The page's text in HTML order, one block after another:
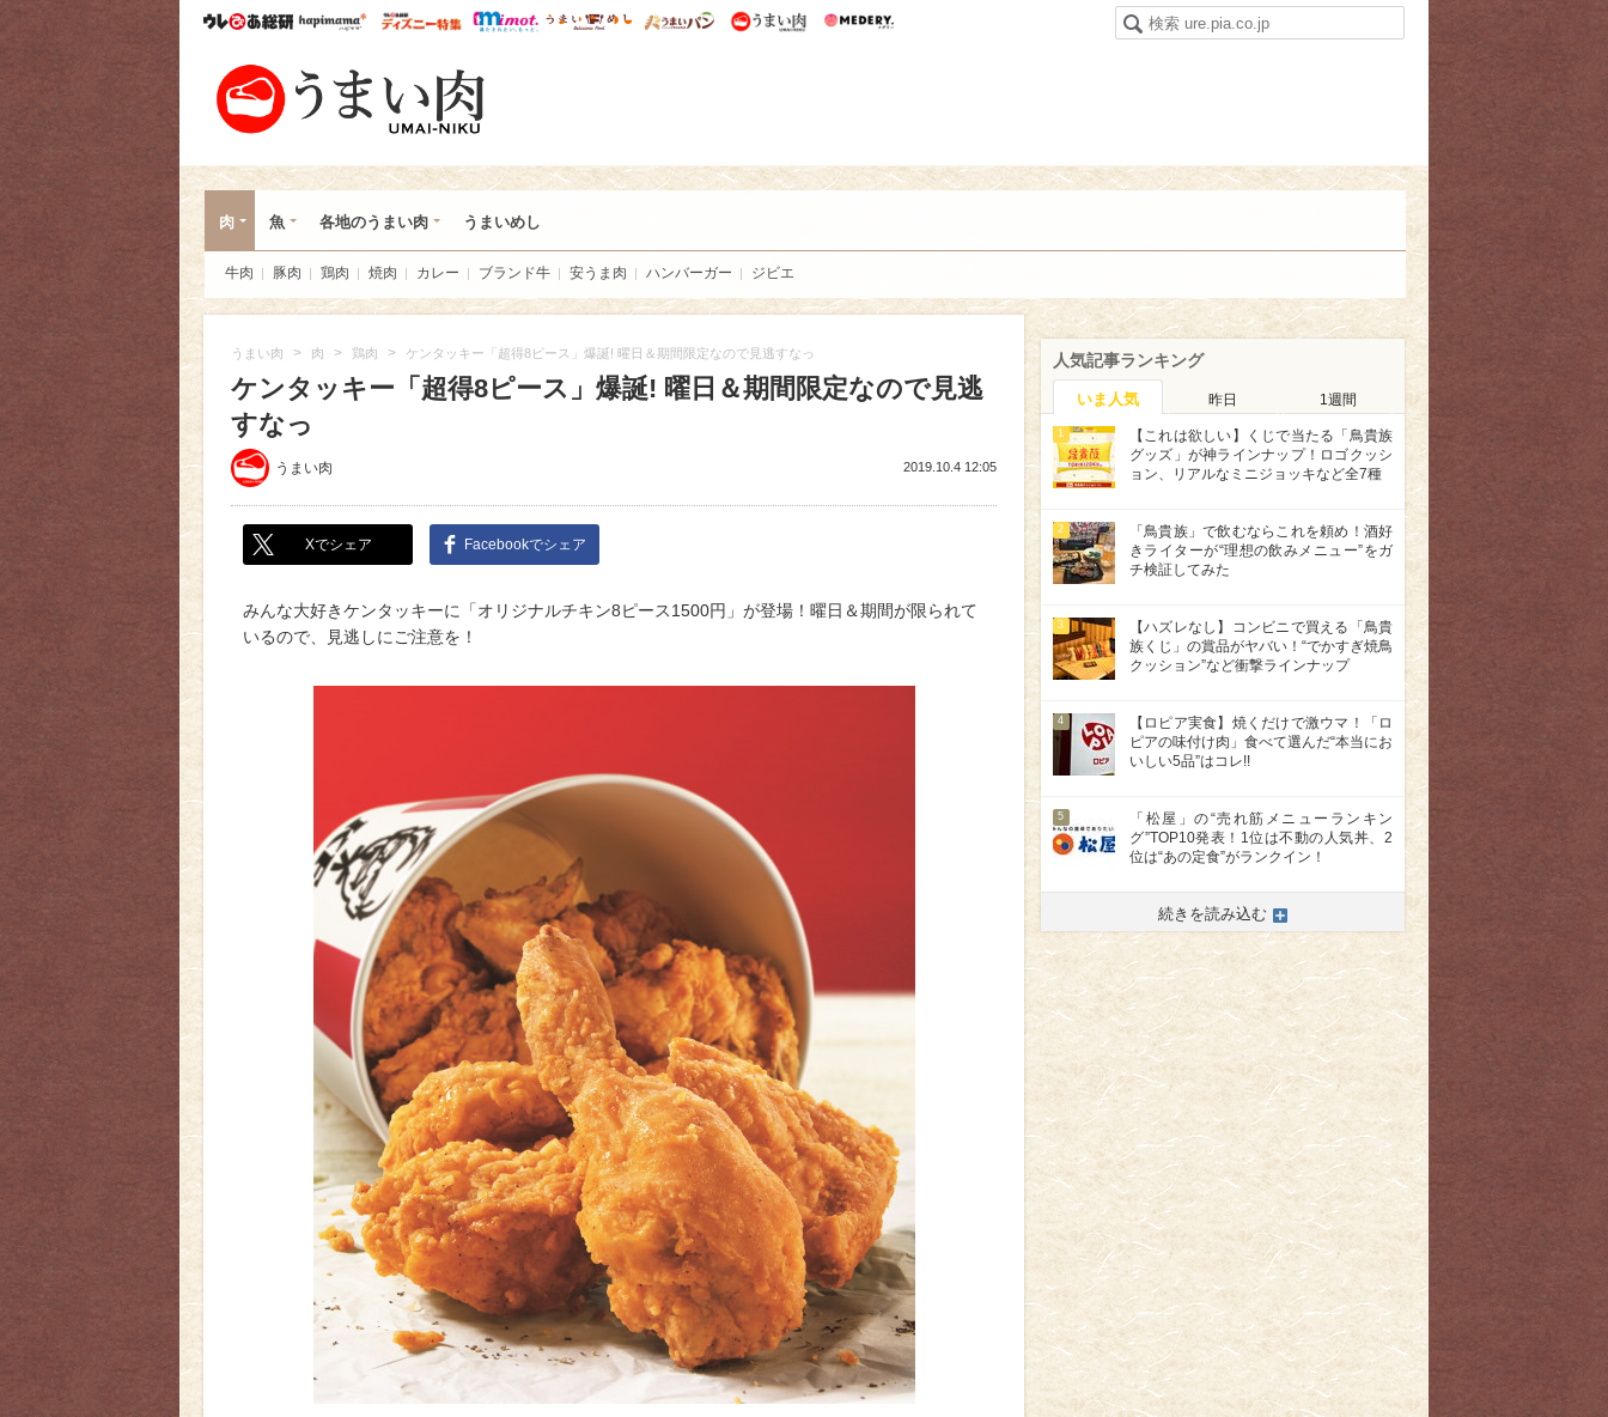
ウレぴあ総研ハピママ* ウレぴあ総研 ディズニー特集
mimot. うまいめし うまいパン うまい肉
肉 魚 各地のうまい肉 うまいめし
牛肉 豚肉 鶏肉 焼肉 カレー ブランド牛 安うま肉 ハンバーガー ジビエ
うまい肉 > 肉 > 鶏肉 > ケンタッキー「超得8ピース」爆誕! 曜日＆期間限定なので見逃すなっ
ケンタッキー「超得8ピース」爆誕! 曜日＆期間限定なので見逃
すなっ
うまい肉 2019.10.4 12:05
Xでシェア Facebookでシェア
みんな大好きケンタッキーに「オリジナルチキン8ピース1500円」が登場！曜日＆期間が限られて
いるので、見逃しにご注意を！
人気記事ランキング
いま人気 昨日 1週間
1
【これは欲しい】くじで当たる「鳥貴族
グッズ」が神ラインナップ！ロゴクッシ
ョン、リアルなミニジョッキなど全7種
2
「鳥貴族」で飲むならこれを頼め！酒好
きライターが“理想の飲みメニュー”をガ
チ検証してみた
3
【ハズレなし】コンビニで買える「鳥貴
族くじ」の賞品がヤバい！“でかすぎ焼鳥
クッション”など衝撃ラインナップ
4
【ロピア実食】焼くだけで激ウマ！「ロ
ピアの味付け肉」食べて選んだ“本当にお
いしい5品”はコレ!!
5
「松屋」の“売れ筋メニューランキン
グ”TOP10発表！1位は不動の人気丼、2
位は“あの定食”がランクイン！
続きを読み込む